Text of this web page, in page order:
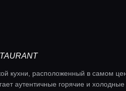
кухни, расположенный в самом
аутентичные горячие и холодные